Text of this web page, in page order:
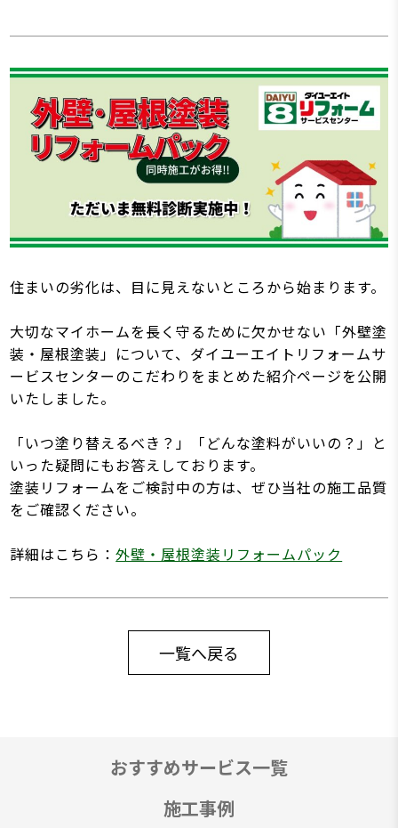
住まいの劣化は、目に見えないところから始まります。
大切なマイホームを長く守るために欠かせない「外壁塗
装・屋根塗装」について、ダイユーエイトリフォームサ
ービスセンターのこだわりをまとめた紹介ページを公開
いたしました。
「いつ塗り替えるべき？」「どんな塗料がいいの？」と
いった疑問にもお答えしております。
塗装リフォームをご検討中の方は、ぜひ当社の施工品質
をご確認ください。
詳細はこちら：外壁・屋根塗装リフォームパック
一覧へ戻る
おすすめサービス一覧
施工事例